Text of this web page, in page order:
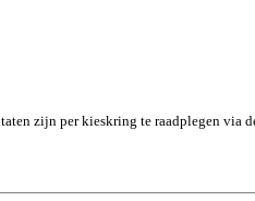
zijn per kieskring te raadplegen via